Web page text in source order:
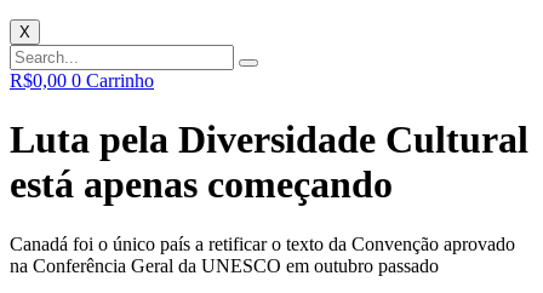
X
R$0,00 0 Carrinho
Luta pela Diversidade Cultural
está apenas começando
Canadá foi o único país a retificar o texto da Convenção aprovado
na Conferência Geral da UNESCO em outubro passado